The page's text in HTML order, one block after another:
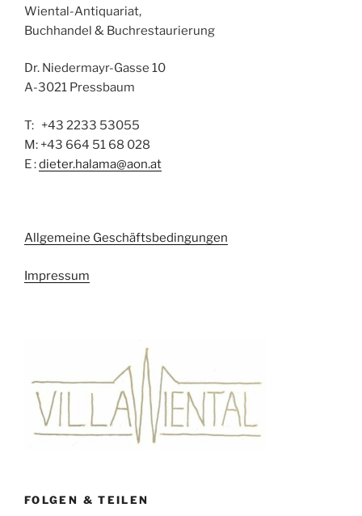
Wiental-Antiquariat,
Buchhandel & Buchrestaurierung
Dr. Niedermayr-Gasse 10
A-3021 Pressbaum
T: +43 2233 53055
M: +43 664 51 68 028
E :dieter.halama@aon.at
Allgemeine Geschäftsbedingungen
Impressum
FOLGEN & TEILEN